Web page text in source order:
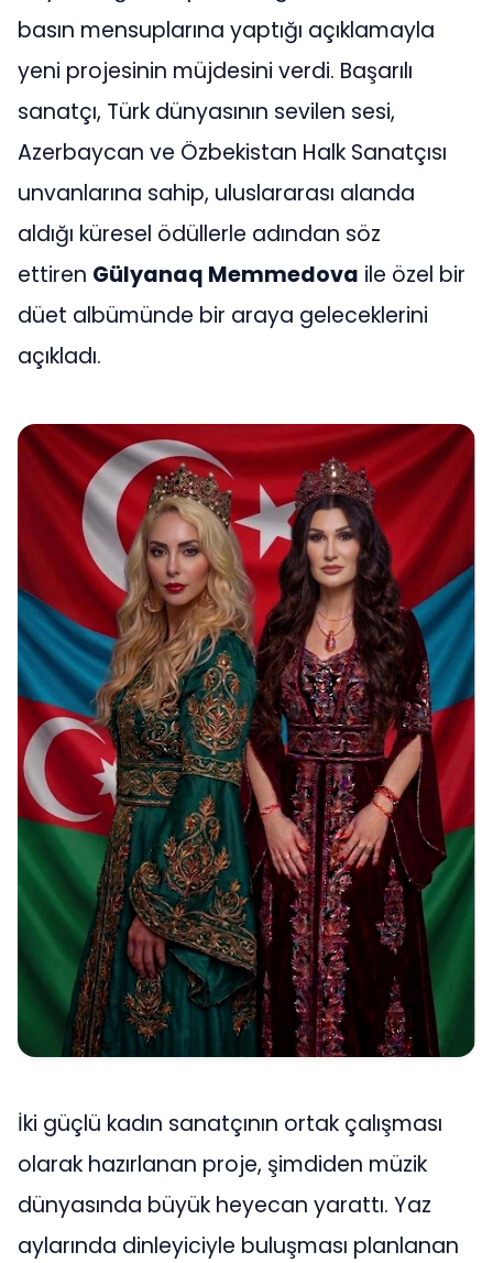
basın mensuplarına yaptığı açıklamayla
yeni projesinin müjdesini verdi. Başarılı
sanatçı, Türk dünyasının sevilen sesi,
Azerbaycan ve Özbekistan Halk Sanatçısı
unvanlarına sahip, uluslararası alanda
aldığı küresel ödüllerle adından söz
ettiren Gülyanaq Memmedova ile özel bir
düet albümünde bir araya geleceklerini
açıkladı.
İki güçlü kadın sanatçının ortak çalışması
olarak hazırlanan proje, şimdiden müzik
dünyasında büyük heyecan yarattı. Yaz
aylarında dinleyiciyle buluşması planlanan